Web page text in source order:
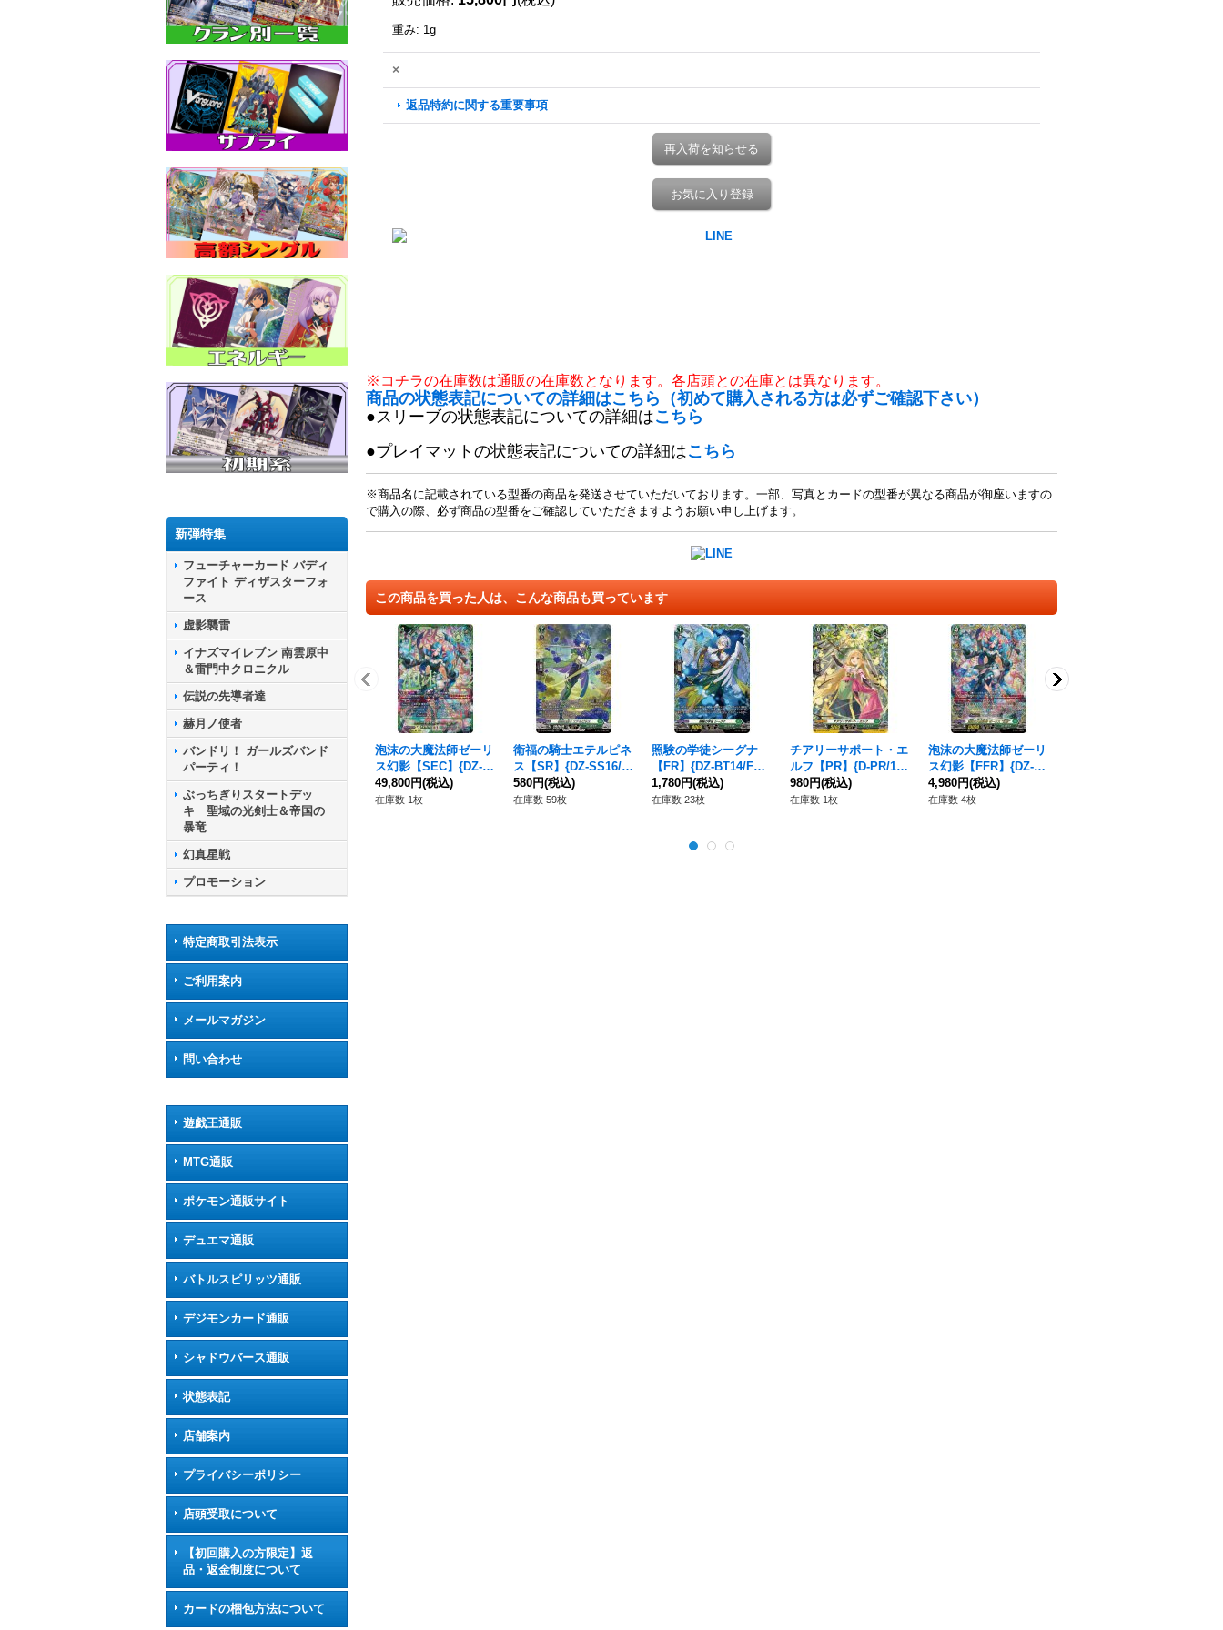
新弾特集
フューチャーカード バディ
ファイト ディザスターフォ
ース
虚影襲雷
イナズマイレブン 南雲原中
＆雷門中クロニクル
伝説の先導者達
赫月ノ使者
バンドリ！ ガールズバンド
パーティ！
ぶっちぎりスタートデッ
キ 聖域の光剣士＆帝国の
暴竜
幻真星戦
プロモーション
特定商取引法表示
ご利用案内
メールマガジン
問い合わせ
遊戯王通販
MTG通販
ポケモン通販サイト
デュエマ通販
バトルスピリッツ通販
デジモンカード通販
シャドウバース通販
状態表記
店舗案内
プライバシーポリシー
店頭受取について
【初回購入の方限定】返
品・返金制度について
カードの梱包方法について
重み: 1g
×
返品特約に関する重要事項
再入荷を知らせる
お気に入り登録
※コチラの在庫数は通販の在庫数となります。各店頭との在庫とは異なります。
商品の状態表記についての詳細はこちら（初めて購入される方は必ずご確認下さい）
●スリーブの状態表記についての詳細はこちら
●プレイマットの状態表記についての詳細はこちら
※商品名に記載されている型番の商品を発送させていただいております。一部、写真とカードの型番が異なる商品が御座いますの
で購入の際、必ず商品の型番をご確認していただきますようお願い申し上げます。
この商品を買った人は、こんな商品も買っています
泡沫の大魔法師ゼーリ
ス幻影【SEC】{DZ-B
T14/SEC08}《ストイ
ケイア》
49,800円(税込)
在庫数 1枚
衛福の騎士エテルピネ
ス【SR】{DZ-SS16/S
R52}《ストイケイア》
580円(税込)
在庫数 59枚
照験の学徒シーグナ
【FR】{DZ-BT14/FR3
8}《ストイケイア》
1,780円(税込)
在庫数 23枚
チアリーサポート・エ
ルフ【PR】{D-PR/159
9}《ストイケイア》
980円(税込)
在庫数 1枚
泡沫の大魔法師ゼーリ
ス幻影【FFR】{DZ-B
T14/FFR16}《ストイ
ケイア》
4,980円(税込)
在庫数 4枚